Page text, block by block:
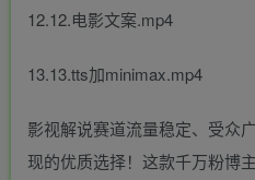
12.12.电影文案.mp4
13.13.tts加minimax.mp4
影视解说赛道流量稳定、受众
现的优质选择！这款千万粉博